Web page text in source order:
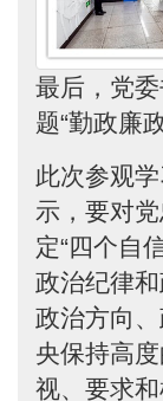
最后，党
题“勤政廉
此次参观
示，要对
定“四个自
政治纪律和
政治方向
央保持高
视、要求